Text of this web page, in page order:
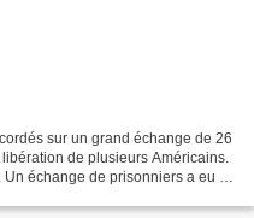
sur un grand échange de 26
de plusieurs Américains.
échange de prisonniers a eu ce